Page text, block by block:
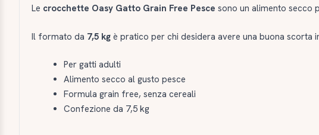
Le crocchette Oasy Gatto Grain Free Pesce sono un alimento secco
Il formato da 7,5 kg è pratico per chi desidera avere una buona scorta
Per gatti adulti
Alimento secco al gusto pesce
Formula grain free, senza cereali
Confezione da 7,5 kg